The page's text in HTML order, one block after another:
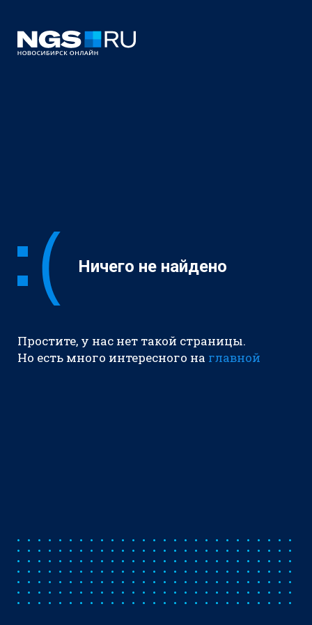
Ничего не найдено
Простите, у нас нет такой страницы.
Но есть много интересного на главной